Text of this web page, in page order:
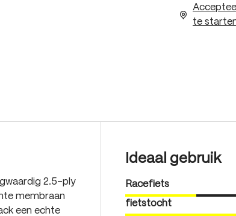
te
2.5-ply
membraan
een echte
Ideaal gebruik
Racefiets
fietstocht